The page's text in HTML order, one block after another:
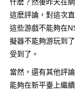
什麽？然後昨天在
這麽評論，對這次
這些游戲不能夠在
擬器不能夠游玩到
受到了。
當然，還有其他評
能夠在新平臺上繼